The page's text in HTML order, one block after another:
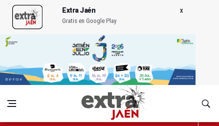
Extra Jaén
Gratis en Google Play